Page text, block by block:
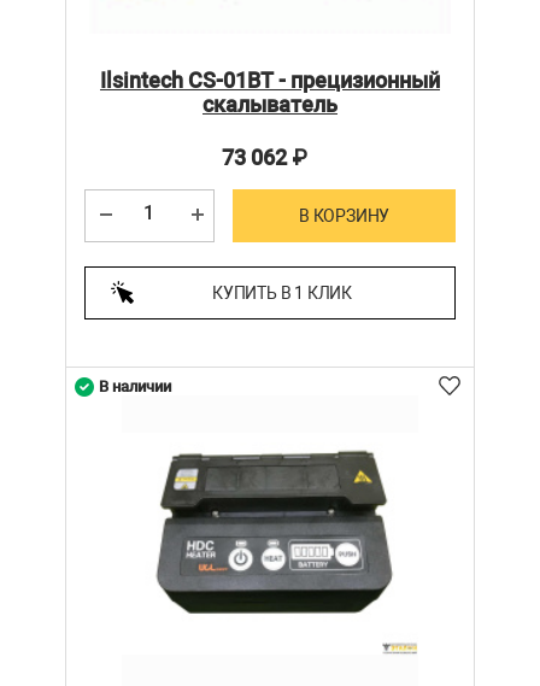
Ilsintech CS-01BT - прецизионный
скалыватель
73 062₽
В КОРЗИНУ
КУПИТЬ В 1 КЛИК
В наличии